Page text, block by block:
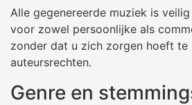
Alle gegenereerde muziek is
voor zowel persoonlijke als
zonder dat u zich zorgen hoeft te
auteursrechten.
Genre en